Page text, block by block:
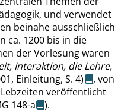
und verwendet
beinahe ausschließlich
ca. 1200 bis in die
der Vorlesung waren
Interaktion, die Lehre,
Einleitung, S. 4)
, von
veröffentlicht
148-a
).